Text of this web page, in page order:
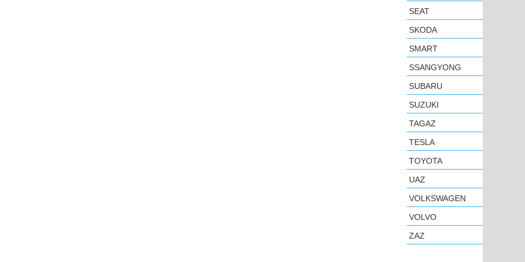
SEAT
SKODA
SMART
SSANGYONG
SUBARU
SUZUKI
TAGAZ
TESLA
TOYOTA
UAZ
VOLKSWAGEN
VOLVO
ZAZ